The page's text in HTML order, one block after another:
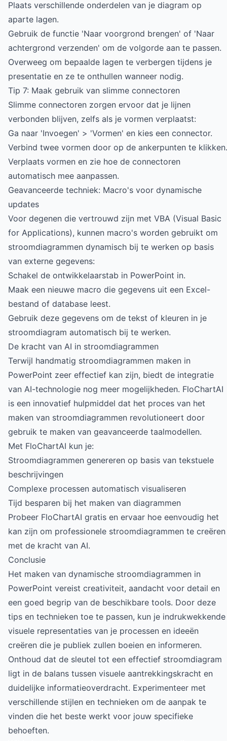
Plaats verschillende onderdelen van je diagram op
aparte lagen.
Gebruik de functie 'Naar voorgrond brengen' of 'Naar
achtergrond verzenden' om de volgorde aan te passen.
Overweeg om bepaalde lagen te verbergen tijdens je
presentatie en ze te onthullen wanneer nodig.
Tip 7: Maak gebruik van slimme connectoren
Slimme connectoren zorgen ervoor dat je lijnen
verbonden blijven, zelfs als je vormen verplaatst:
Ga naar 'Invoegen' > 'Vormen' en kies een connector.
Verbind twee vormen door op de ankerpunten te klikken.
Verplaats vormen en zie hoe de connectoren
automatisch mee aanpassen.
Geavanceerde techniek: Macro's voor dynamische
updates
Voor degenen die vertrouwd zijn met VBA (Visual Basic
for Applications), kunnen macro's worden gebruikt om
stroomdiagrammen dynamisch bij te werken op basis
van externe gegevens:
Schakel de ontwikkelaarstab in PowerPoint in.
Maak een nieuwe macro die gegevens uit een Excel-
bestand of database leest.
Gebruik deze gegevens om de tekst of kleuren in je
stroomdiagram automatisch bij te werken.
De kracht van AI in stroomdiagrammen
Terwijl handmatig stroomdiagrammen maken in
PowerPoint zeer effectief kan zijn, biedt de integratie
van AI-technologie nog meer mogelijkheden. FloChartAI
is een innovatief hulpmiddel dat het proces van het
maken van stroomdiagrammen revolutioneert door
gebruik te maken van geavanceerde taalmodellen.
Met FloChartAI kun je:
Stroomdiagrammen genereren op basis van tekstuele
beschrijvingen
Complexe processen automatisch visualiseren
Tijd besparen bij het maken van diagrammen
Probeer FloChartAI gratis en ervaar hoe eenvoudig het
kan zijn om professionele stroomdiagrammen te creëren
met de kracht van AI.
Conclusie
Het maken van dynamische stroomdiagrammen in
PowerPoint vereist creativiteit, aandacht voor detail en
een goed begrip van de beschikbare tools. Door deze
tips en technieken toe te passen, kun je indrukwekkende
visuele representaties van je processen en ideeën
creëren die je publiek zullen boeien en informeren.
Onthoud dat de sleutel tot een effectief stroomdiagram
ligt in de balans tussen visuele aantrekkingskracht en
duidelijke informatieoverdracht. Experimenteer met
verschillende stijlen en technieken om de aanpak te
vinden die het beste werkt voor jouw specifieke
behoeften.